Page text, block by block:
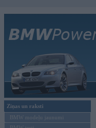
Ziņas un raksti
BMW modeļu jaunumi